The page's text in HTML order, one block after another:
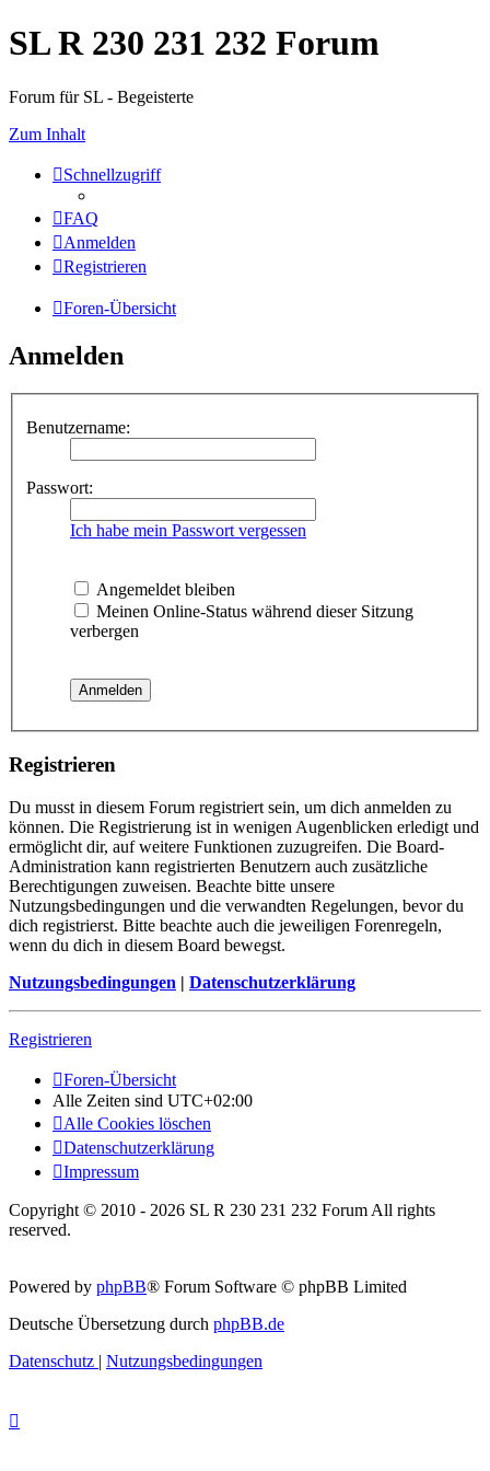
SL R 230 231 232 Forum
Forum für SL - Begeisterte
Zum Inhalt
Schnellzugriff
FAQ
Anmelden
Registrieren
Foren-Übersicht
Anmelden
Benutzername:
Passwort:
Ich habe mein Passwort vergessen
Angemeldet bleiben
Meinen Online-Status während dieser Sitzung
verbergen
Registrieren
Du musst in diesem Forum registriert sein, um dich anmelden zu
können. Die Registrierung ist in wenigen Augenblicken erledigt und
ermöglicht dir, auf weitere Funktionen zuzugreifen. Die Board-
Administration kann registrierten Benutzern auch zusätzliche
Berechtigungen zuweisen. Beachte bitte unsere
Nutzungsbedingungen und die verwandten Regelungen, bevor du
dich registrierst. Bitte beachte auch die jeweiligen Forenregeln,
wenn du dich in diesem Board bewegst.
Nutzungsbedingungen | Datenschutzerklärung
Registrieren
Foren-Übersicht
Alle Zeiten sind UTC+02:00
Alle Cookies löschen
Datenschutzerklärung
Impressum
Copyright © 2010 - 2026 SL R 230 231 232 Forum All rights
reserved.
Powered by phpBB® Forum Software © phpBB Limited
Deutsche Übersetzung durch phpBB.de
Datenschutz | Nutzungsbedingungen